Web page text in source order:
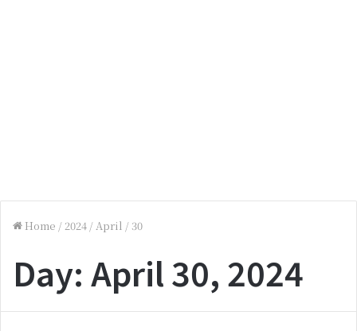
Home /2024 /April /30
Day: April 30, 2024